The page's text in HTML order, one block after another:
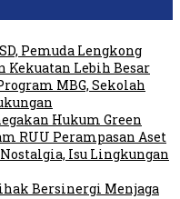
Pemuda Lengkong
Kekuatan Lebih Besar
MBG, Sekolah
Hukum Green
RUU Perampasan Aset
Isu Lingkungan
Bersinergi Menjaga